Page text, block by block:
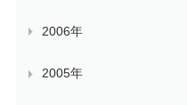
2006年
2005年